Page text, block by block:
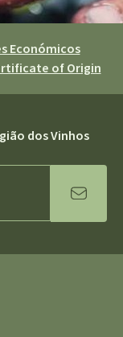
Económicos
of Origin
dos Vinhos